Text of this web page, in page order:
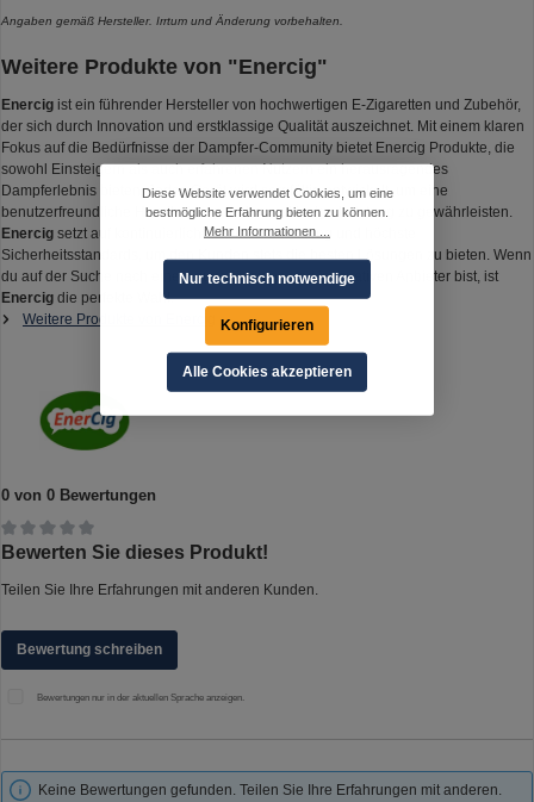
Angaben gemäß Hersteller. Irrtum und Änderung vorbehalten.
Weitere Produkte von "Enercig"
Enercig ist ein führender Hersteller von hochwertigen E-Zigaretten und Zubehör,
der sich durch Innovation und erstklassige Qualität auszeichnet. Mit einem klaren
Fokus auf die Bedürfnisse der Dampfer-Community bietet Enercig Produkte, die
sowohl Einsteigern als auch erfahrenen Nutzern ein herausragendes
Dampferlebnis bieten. Jedes Gerät wird sorgfältig entwickelt, um eine
benutzerfreundliche Handhabung und zuverlässige Leistung zu gewährleisten.
Enercig setzt auf kontinuierliche Weiterentwicklung und höchste
Sicherheitsstandards, um den Kunden stets die besten Lösungen zu bieten. Wenn
du auf der Suche nach einem zuverlässigen und innovativen Anbieter bist, ist
Enercig die perfekte Wahl.
Weitere Produkte von Enercig
0 von 0 Bewertungen
Durchschnittliche Bewertung von 0 von 5 Sternen
Bewerten Sie dieses Produkt!
Teilen Sie Ihre Erfahrungen mit anderen Kunden.
Bewertung schreiben
Bewertungen nur in der aktuellen Sprache anzeigen.
Keine Bewertungen gefunden. Teilen Sie Ihre Erfahrungen mit anderen.
Diese Website verwendet Cookies, um eine
bestmögliche Erfahrung bieten zu können.
Mehr Informationen ...
Nur technisch notwendige
Konfigurieren
Alle Cookies akzeptieren